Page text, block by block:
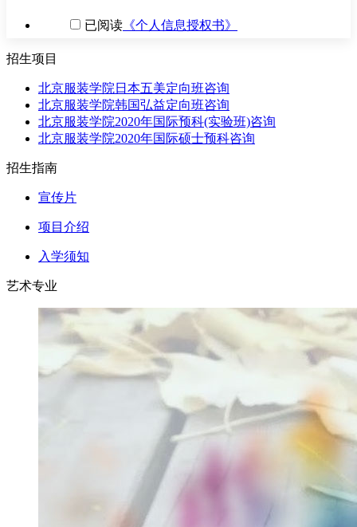
已阅读 《个人信息授权书》
招生项目
北京服装学院日本五美定向班咨询
北京服装学院韩国弘益定向班咨询
北京服装学院2020年国际预科(实验班)咨询
北京服装学院2020年国际硕士预科咨询
招生指南
宣传片
项目介绍
入学须知
艺术专业